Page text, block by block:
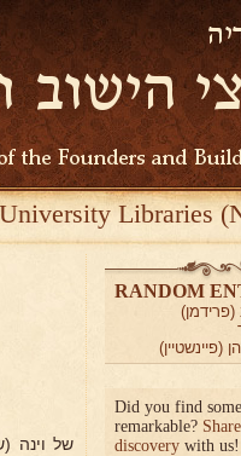
Libraries
של וינה
RANDOM
(פרידמן)
(פיינשטיין)
Did you find
remarkable?
discovery with us!